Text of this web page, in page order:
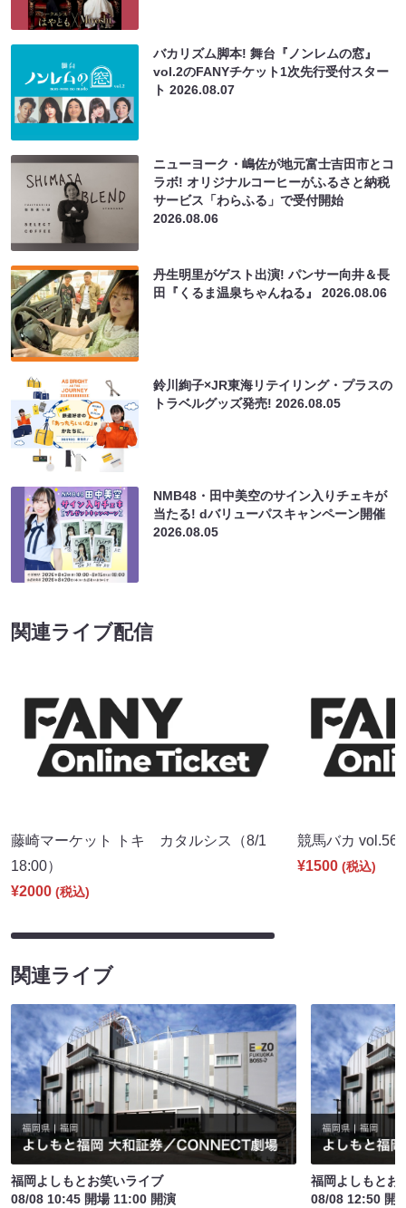
バカリズム脚本! 舞台『ノンレムの窓』
vol.2のFANYチケット1次先行受付スター
ト2026.08.07
ニューヨーク・嶋佐が地元富士吉田市とコ
ラボ! オリジナルコーヒーがふるさと納税
サービス「わらふる」で受付開始
2026.08.06
丹生明里がゲスト出演! パンサー向井＆長
田『くるま温泉ちゃんねる』2026.08.06
鈴川絢子×JR東海リテイリング・プラスの
トラベルグッズ発売!2026.08.05
NMB48・田中美空のサイン入りチェキが
当たる! dバリューパスキャンペーン開催
2026.08.05
関連ライブ配信
藤崎マーケット トキ カタルシス（8/1
18:00）
¥2000 (税込)
競馬バカ
¥1500 (税込)
関連ライブ
福岡よしもとお笑いライブ
08/08 10:45 開場 11:00 開演
福岡よしもとお
08/08 12:50 開